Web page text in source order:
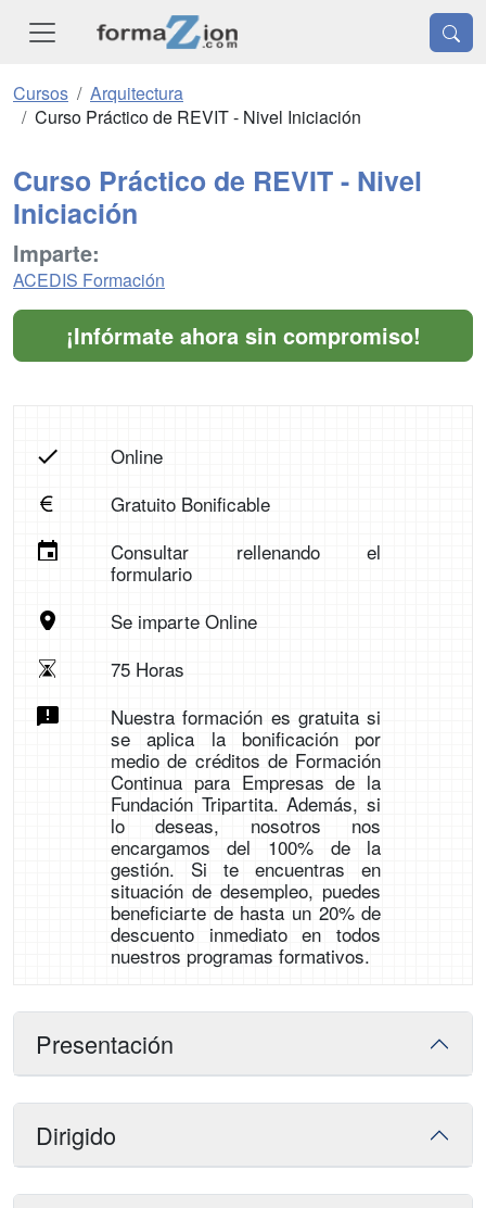
Cursos
Arquitectura
Curso Práctico de REVIT - Nivel Iniciación
Curso Práctico de REVIT - Nivel
Iniciación
Imparte:
ACEDIS Formación
¡Infórmate ahora sin compromiso!
Online
Gratuito Bonificable
Consultar rellenando el
formulario
Se imparte Online
75 Horas
Nuestra formación es gratuita si
se aplica la bonificación por
medio de créditos de Formación
Continua para Empresas de la
Fundación Tripartita. Además, si
lo deseas, nosotros nos
encargamos del 100% de la
gestión. Si te encuentras en
situación de desempleo, puedes
beneficiarte de hasta un 20% de
descuento inmediato en todos
nuestros programas formativos.
Presentación
Dirigido